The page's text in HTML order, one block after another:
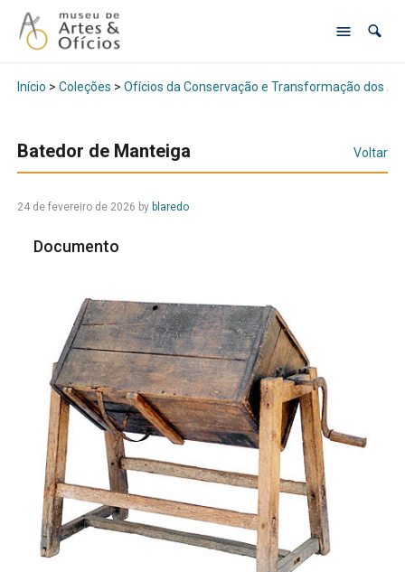
Início > Coleções > Ofícios da Conservação e Transformação dos
Batedor de Manteiga Voltar
24 de fevereiro de 2026 by blaredo
Documento